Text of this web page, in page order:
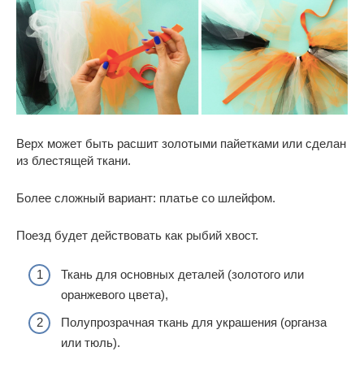
Верх может быть расшит золотыми пайетками или сделан
из блестящей ткани.
Более сложный вариант: платье со шлейфом.
Поезд будет действовать как рыбий хвост.
Ткань для основных деталей (золотого или
оранжевого цвета),
Полупрозрачная ткань для украшения (органза
или тюль).